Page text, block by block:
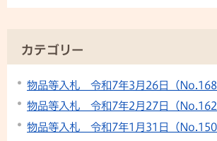
カテゴリー
物品等入札 令和7年3月26日（No.168
物品等入札 令和7年2月27日（No.162
物品等入札 令和7年1月31日（No.150